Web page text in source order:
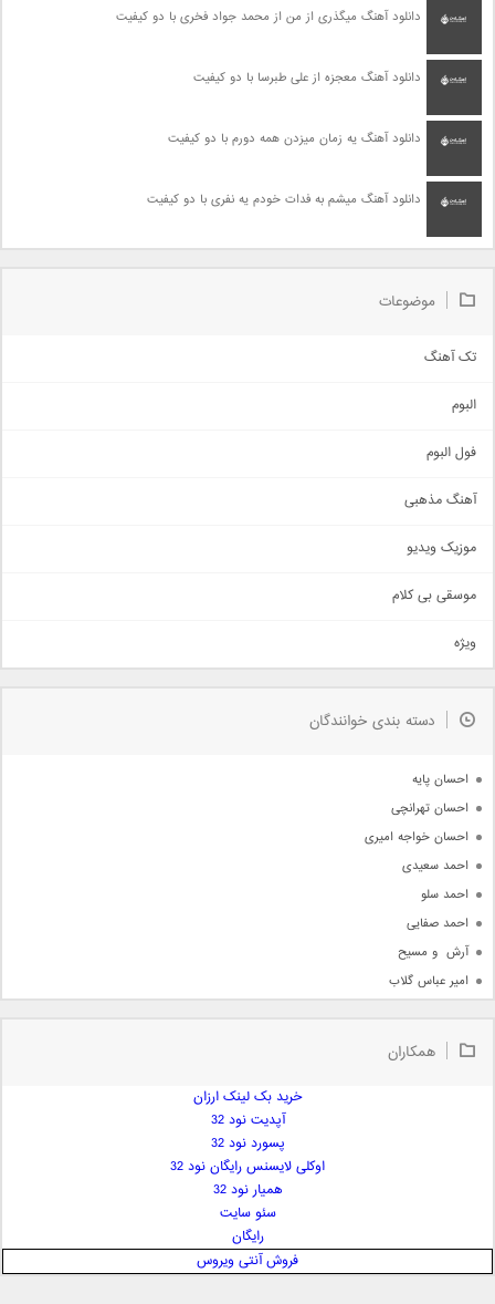
دانلود آهنگ میگذری از من از محمد جواد فخری با دو کیفیت
دانلود آهنگ معجزه از علی طبرسا با دو کیفیت
دانلود آهنگ یه زمان میزدن همه دورم با دو کیفیت
دانلود آهنگ میشم به فدات خودم یه نفری با دو کیفیت
موضوعات
تک آهنگ
اجتماعی
حماسی
سنتی
اهنگ بندرعباسی
دمو
مذهبی
جدیدترین ها
البوم
فول البوم
آهنگ مذهبی
موزیک ویدیو
موسقی بی کلام
ویژه
دسته بندی خوانندگان
احسان پایه
احسان تهرانچی
احسان خواجه امیری
احمد سعیدی
احمد سلو
احمد صفایی
آرش  و مسیح
امیر عباس گلاب
امیر علی
ایمان غلامی
همکاران
خرید بک لینک ارزان
آپدیت نود 32
پسورد نود 32
اوکلی لایسنس رایگان نود 32
همیار نود 32
سئو سایت
رایگان
فروش آنتی ویروس